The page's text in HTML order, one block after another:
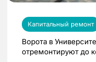
Капитальный ремонт
Ворота в
отремонтируют до